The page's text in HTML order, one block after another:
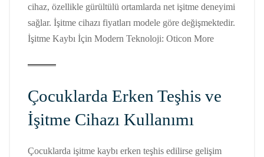
cihaz, özellikle gürültülü ortamlarda net işitme deneyimi
sağlar. İşitme cihazı fiyatları modele göre değişmektedir.
İşitme Kaybı İçin Modern Teknoloji: Oticon More
Çocuklarda Erken Teşhis ve
İşitme Cihazı Kullanımı
Çocuklarda işitme kaybı erken teşhis edilirse gelişim